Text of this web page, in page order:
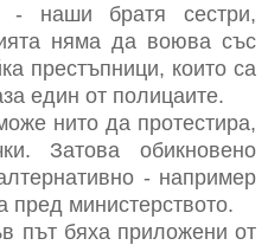
- наши братя сестри,
няма да воюва със
престъпници, които са
един от полицаите.
нито да протестира,
Затова обикновено
- например
пред министерството.
път бяха приложени от